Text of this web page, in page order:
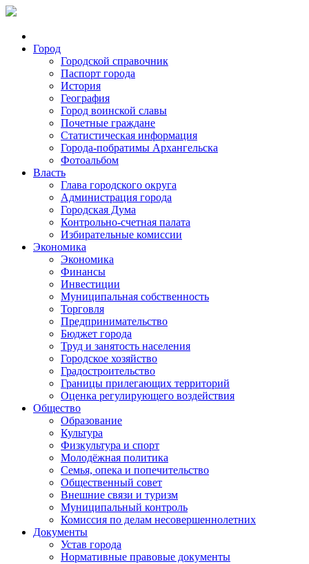
Город
Городской справочник
Паспорт города
История
География
Город воинской славы
Почетные граждане
Статистическая информация
Города-побратимы Архангельска
Фотоальбом
Власть
Глава городского округа
Администрация города
Городская Дума
Контрольно-счетная палата
Избирательные комиссии
Экономика
Экономика
Финансы
Инвестиции
Муниципальная собственность
Торговля
Предпринимательство
Бюджет города
Труд и занятость населения
Городское хозяйство
Градостроительство
Границы прилегающих территорий
Оценка регулирующего воздействия
Общество
Образование
Культура
Физкультура и спорт
Молодёжная политика
Семья, опека и попечительство
Общественный совет
Внешние связи и туризм
Муниципальный контроль
Комиссия по делам несовершеннолетних
Документы
Устав города
Нормативные правовые документы